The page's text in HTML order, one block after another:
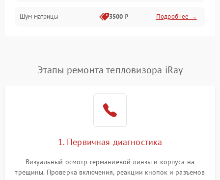
Проблемы питания
Сбои коммуникаций и интерфейсов
Экран (дисплей)
Шум матрицы 3500 ₽ Подробнее →
Этапы ремонта тепловизора iRay
1. Первичная диагностика
Визуальный осмотр германиевой линзы и корпуса на
трещины. Проверка включения, реакции кнопок и разъемов